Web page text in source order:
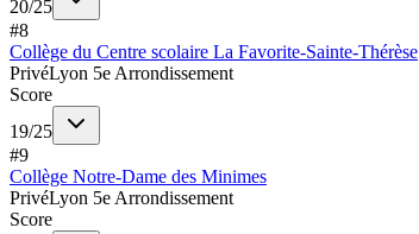
20/25
#8
Collège du Centre scolaire La Favorite-Sainte-Thérèse
PrivéLyon 5e Arrondissement
Score
19/25
#9
Collège Notre-Dame des Minimes
PrivéLyon 5e Arrondissement
Score